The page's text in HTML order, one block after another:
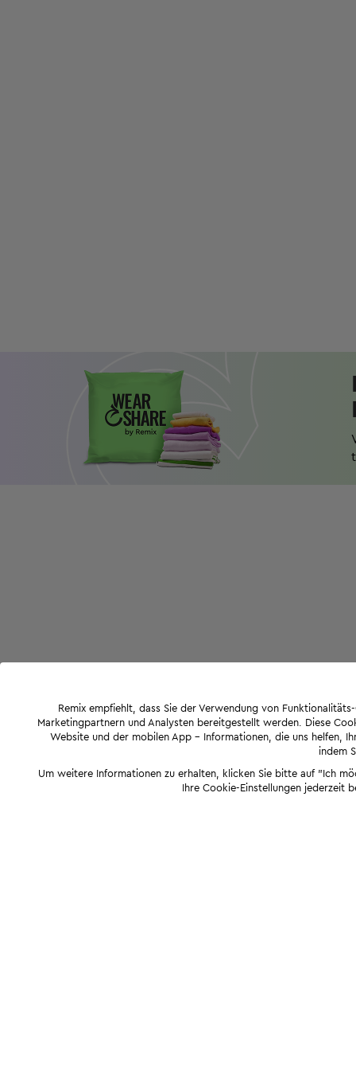
Remix empfiehlt, dass Sie der Verwendung von
Marketingpartnern und Analysten bereitgestellt werden. Diese
Website und der mobilen App - Informationen, die uns helfen,
indem
Um weitere Informationen zu erhalten, klicken Sie bitte auf "Ich
Ihre Cookie-Einstellungen jederzeit